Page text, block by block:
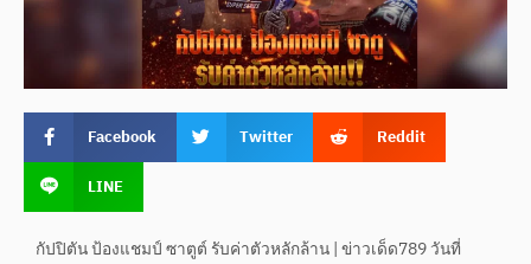
Facebook Twitter
Reddit
LINE
กัปปิตัน ป้องแชมป์ ซาตูต์ รับค่าตัวหลักล้าน | ข่าวเด็ด789 วันที่